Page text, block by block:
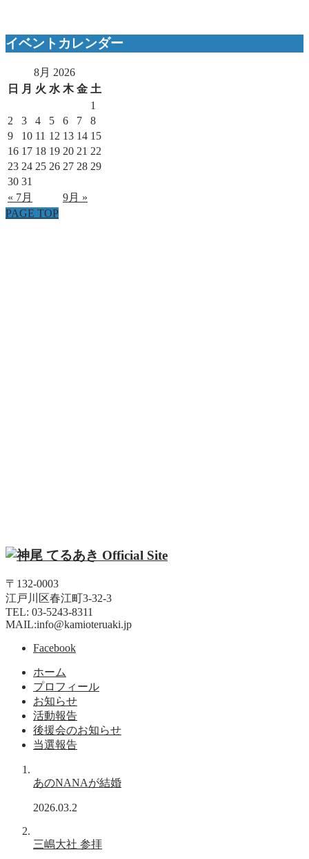
イベントカレンダー
8月 2026
日
月 火 水 木 金 土
1
2
3 4 5 6 7
8
9
10 11 12 13 14 15
16 17 18 19 20 21 22
23 24 25 26 27 28 29
30 31
« 7月
9月 »
PAGE TOP
〒132-0003
江戸川区春江町3-32-3
TEL: 03-5243-8311
MAIL:info@kamioteruaki.jp
Facebook
ホーム
プロフィール
お知らせ
活動報告
後援会のお知らせ
当選報告
あのNANAが結婚
2026.03.2
三嶋大社 参拝